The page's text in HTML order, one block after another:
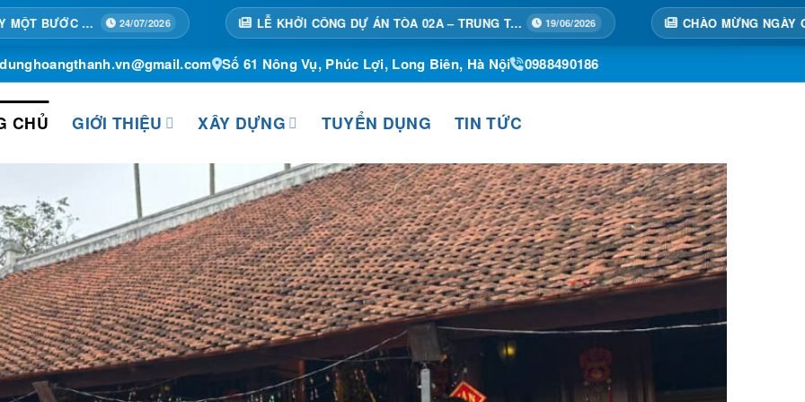
LỄ KHỞI CÔNG DỰ ÁN TÒA 02A – TRUNG TÂM THƯƠNG MẠI HỒNG KÔNG, KHÁCH SẠN, CĂN HỘ ĐỂ BÁN VÀ CHO THUÊ 19/06/2026 CHÀO MỪNG NGÀY QUỐC TẾ THIẾU NHI 01/06 – ƯƠM MẦM TƯƠNG LAI, GỬI TRỌN YÊU THƯƠNG
Số 61 Nông Vụ, Phúc Lợi, Long Biên, Hà Nội 0988490186
CHỦ GIỚI THIỆU XÂY DỰNG TUYỂN DỤNG TIN TỨC